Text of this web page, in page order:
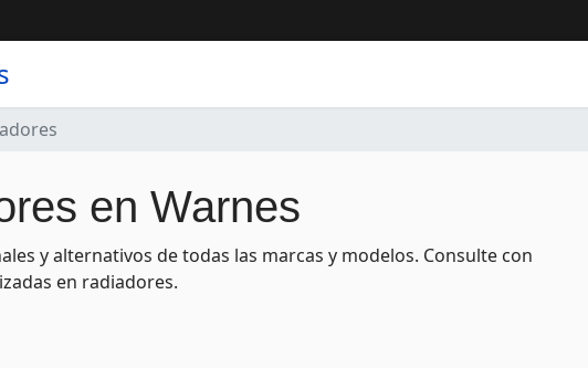
en Warnes
y alternativos de todas las marcas y modelos. Consulte con
en radiadores.